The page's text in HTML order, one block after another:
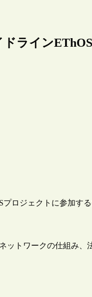
ライン
ロジェクトに参加す
ットワークの仕組み